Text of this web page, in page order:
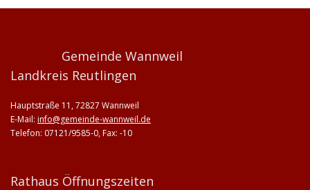
Gemeinde Wannweil
Landkreis Reutlingen
Hauptstraße 11, 72827 Wannweil
E-Mail: info@gemeinde-wannweil.de
Telefon: 07121/9585-0, Fax: -10
Rathaus Öffnungszeiten